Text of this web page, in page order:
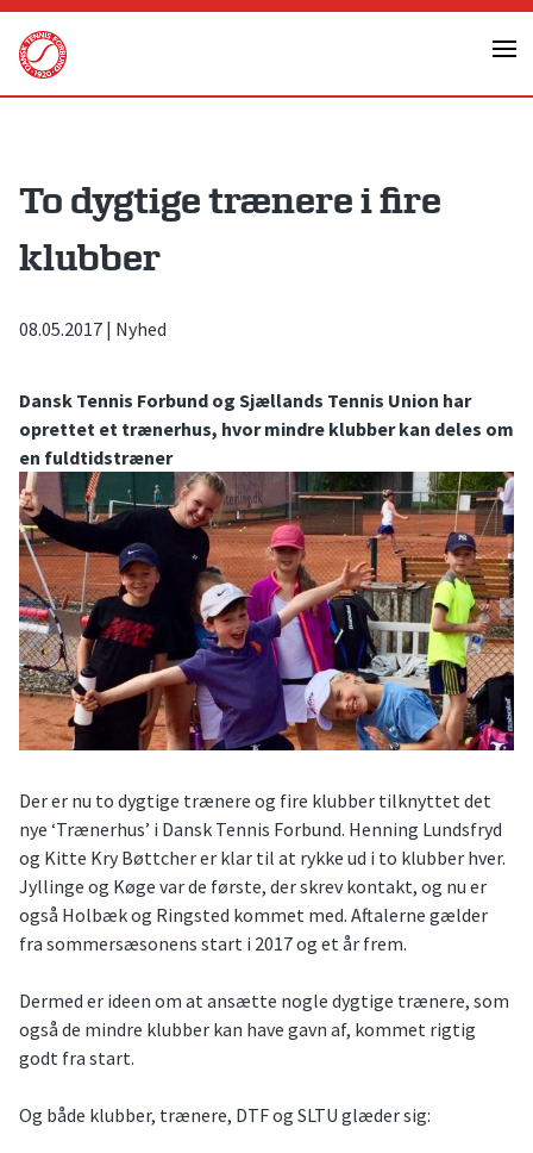
Skip
content
To dygtige trænere i fire
klubber
08.05.2017 | Nyhed
Dansk Tennis Forbund og Sjællands Tennis Union har
oprettet et trænerhus, hvor mindre klubber kan deles om
en fuldtidstræner
Der er nu to dygtige trænere og fire klubber tilknyttet det
nye ‘Trænerhus’ i Dansk Tennis Forbund. Henning Lundsfryd
og Kitte Kry Bøttcher er klar til at rykke ud i to klubber hver.
Jyllinge og Køge var de første, der skrev kontakt, og nu er
også Holbæk og Ringsted kommet med. Aftalerne gælder
fra sommersæsonens start i 2017 og et år frem.
Dermed er ideen om at ansætte nogle dygtige trænere, som
også de mindre klubber kan have gavn af, kommet rigtig
godt fra start.
Og både klubber, trænere, DTF og SLTU glæder sig: